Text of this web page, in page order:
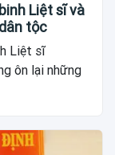
Liệt sĩ và
tộc
Liệt sĩ
ôn lại những